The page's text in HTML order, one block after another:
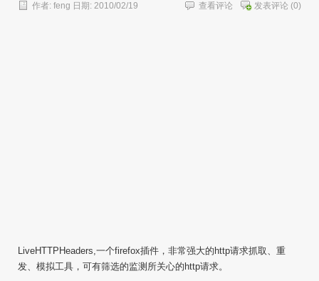
作者: feng 日期: 2010/02/19 发表评论 (0)
查看评论
LiveHTTPHeaders,一个firefox插件，非常强大的http请求抓取、重
发、模拟工具，可有筛选的监测所关心的http请求。